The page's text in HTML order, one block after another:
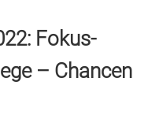
Fokus-
– Chancen